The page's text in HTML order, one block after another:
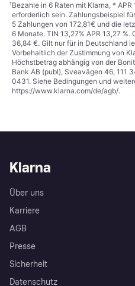
¹Bezahle in 6 Raten mit Klarna, *
erforderlich sein. Zahlungsbeispiel
5 Zahlungen von 172,81€ und die
6 Monate. TIN 13,27% APR 13,27
36,84 €. Gilt nur für in Deutschland
Vorbehaltlich der Zustimmung von
Höchstbetrag abhängig von der
Bank AB (publ), Sveavägen 46, 111
0431. Siehe Bedingungen und
https://www.klarna.com/de/agb/.
Klarna
Über uns
Karriere
AGB
Presse
Sicherheit
Datenschutz